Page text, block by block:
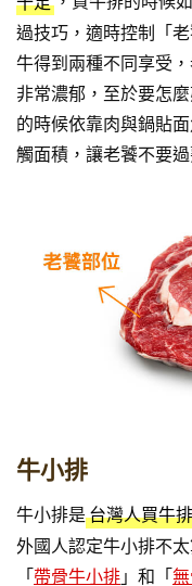
過技巧，適時控制「
牛得到兩種不同享受
非常濃郁，至於要怎
的時候依靠肉與鍋貼
觸面積，讓老饕不要過
牛小排
牛小排是 台灣人買牛
外國人認定牛小排不
「 帶骨牛小排 」和「